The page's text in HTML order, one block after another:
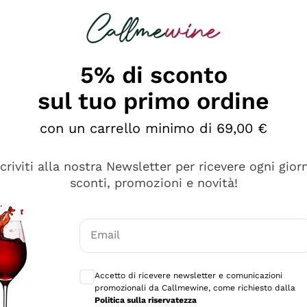
diversi e con un ampio range di prezzo. Le
5% di sconto
sul tuo primo ordine
con un carrello minimo di 69,00 €
alla nostra Newsletter per ricevere ogni
sconti, promozioni e novità!
Email
Accetto di ricevere newsletter e comunicazioni
promozionali da Callmewine, come richiesto dalla
Politica sulla riservatezza